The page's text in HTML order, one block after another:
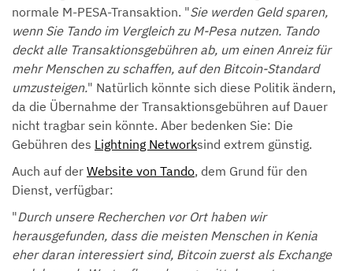
normale M-PESA-Transaktion. "Sie werden Geld sparen,
wenn Sie Tando im Vergleich zu M-Pesa nutzen. Tando
deckt alle Transaktionsgebühren ab, um einen Anreiz für
mehr Menschen zu schaffen, auf den Bitcoin-Standard
umzusteigen." Natürlich könnte sich diese Politik ändern,
da die Übernahme der Transaktionsgebühren auf Dauer
nicht tragbar sein könnte. Aber bedenken Sie: Die
Gebühren des Lightning Networksind extrem günstig.
Auch auf der Website von Tando, dem Grund für den
Dienst, verfügbar:
"Durch unsere Recherchen vor Ort haben wir
herausgefunden, dass die meisten Menschen in Kenia
eher daran interessiert sind, Bitcoin zuerst als Exchange